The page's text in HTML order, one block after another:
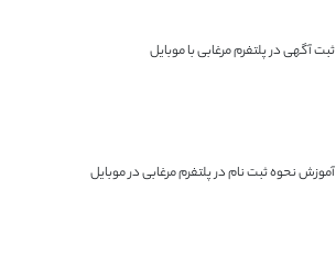
ثبت آگهی در پلتفرم مرغابی با موبایل
آموزش نحوه ثبت نام در پلتفرم مرغابی در موبایل